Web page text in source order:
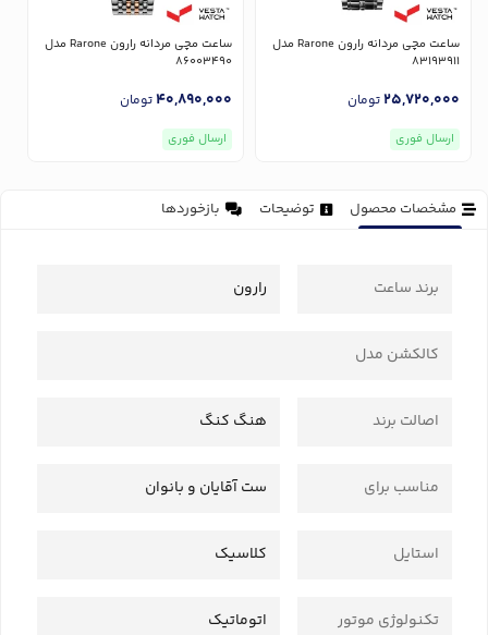
ساعت مچی مردانه رارون Rarone مدل
83193911
25,720,000تومان
ارسال فوری
ساعت مچی مردانه رارون Rarone مدل
86003490
40,890,000تومان
ارسال فوری
مشخصات محصول توضیحات بازخوردها
برند ساعت رارون
کالکشن مدل
اصالت برند هنگ کنگ
مناسب برای ست آقایان و بانوان
استایل کلاسیک
تکنولوژی موتور اتوماتیک